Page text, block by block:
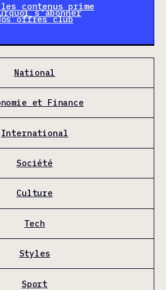
les contenus prime
s'abonner
offres club
National
et Finance
International
Société
Culture
Tech
Styles
Sport